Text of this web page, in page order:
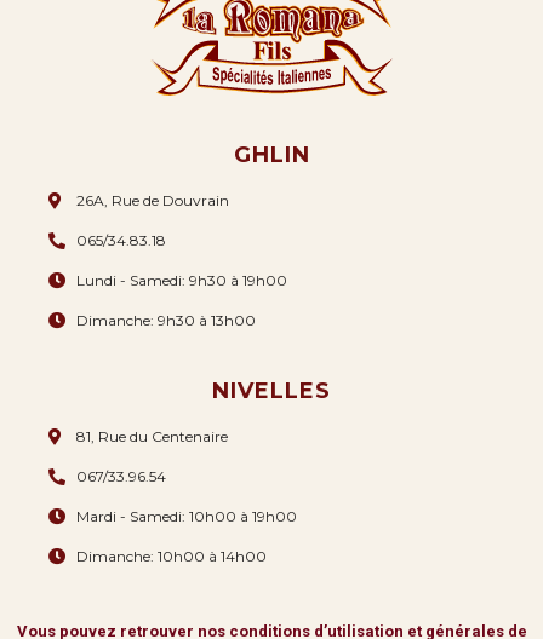
GHLIN
26A, Rue de Douvrain
065/34.83.18
Lundi - Samedi: 9h30 à 19h00
Dimanche: 9h30 à 13h00
NIVELLES
81, Rue du Centenaire
067/33.96.54
Mardi - Samedi: 10h00 à 19h00
Dimanche: 10h00 à 14h00
Vous pouvez retrouver nos conditions d’utilisation et générales de